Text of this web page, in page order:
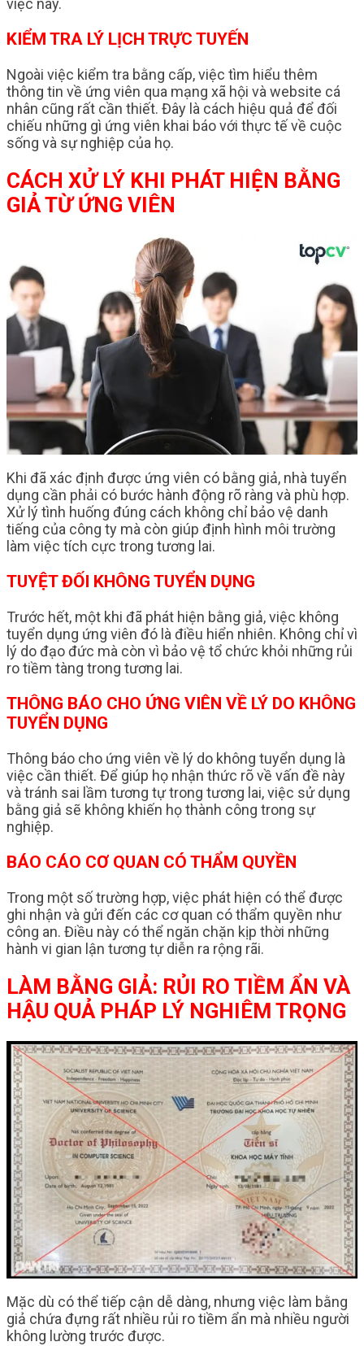
việc này.
KIỂM TRA LÝ LỊCH TRỰC TUYẾN
Ngoài việc kiểm tra bằng cấp, việc tìm hiểu thêm
thông tin về ứng viên qua mạng xã hội và website cá
nhân cũng rất cần thiết. Đây là cách hiệu quả để đối
chiếu những gì ứng viên khai báo với thực tế về cuộc
sống và sự nghiệp của họ.
CÁCH XỬ LÝ KHI PHÁT HIỆN BẰNG
GIẢ TỪ ỨNG VIÊN
Khi đã xác định được ứng viên có bằng giả, nhà tuyển
dụng cần phải có bước hành động rõ ràng và phù hợp.
Xử lý tình huống đúng cách không chỉ bảo vệ danh
tiếng của công ty mà còn giúp định hình môi trường
làm việc tích cực trong tương lai.
TUYỆT ĐỐI KHÔNG TUYỂN DỤNG
Trước hết, một khi đã phát hiện bằng giả, việc không
tuyển dụng ứng viên đó là điều hiển nhiên. Không chỉ vì
lý do đạo đức mà còn vì bảo vệ tổ chức khỏi những rủi
ro tiềm tàng trong tương lai.
THÔNG BÁO CHO ỨNG VIÊN VỀ LÝ DO KHÔNG
TUYỂN DỤNG
Thông báo cho ứng viên về lý do không tuyển dụng là
việc cần thiết. Để giúp họ nhận thức rõ về vấn đề này
và tránh sai lầm tương tự trong tương lai, việc sử dụng
bằng giả sẽ không khiến họ thành công trong sự
nghiệp.
BÁO CÁO CƠ QUAN CÓ THẨM QUYỀN
Trong một số trường hợp, việc phát hiện có thể được
ghi nhận và gửi đến các cơ quan có thẩm quyền như
công an. Điều này có thể ngăn chặn kịp thời những
hành vi gian lận tương tự diễn ra rộng rãi.
LÀM BẰNG GIẢ: RỦI RO TIỀM ẨN VÀ
HẬU QUẢ PHÁP LÝ NGHIÊM TRỌNG
Mặc dù có thể tiếp cận dễ dàng, nhưng việc làm bằng
giả chứa đựng rất nhiều rủi ro tiềm ẩn mà nhiều người
không lường trước được.